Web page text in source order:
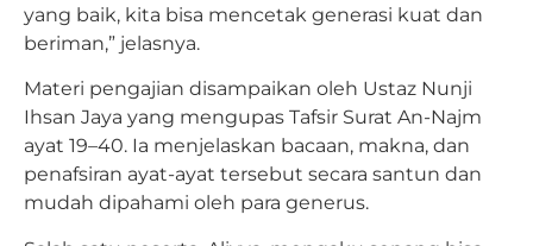
yang baik, kita bisa mencetak generasi kuat dan
beriman,” jelasnya.
Materi pengajian disampaikan oleh Ustaz Nunji
Ihsan Jaya yang mengupas Tafsir Surat An-Najm
ayat 19–40. Ia menjelaskan bacaan, makna, dan
penafsiran ayat-ayat tersebut secara santun dan
mudah dipahami oleh para generus.